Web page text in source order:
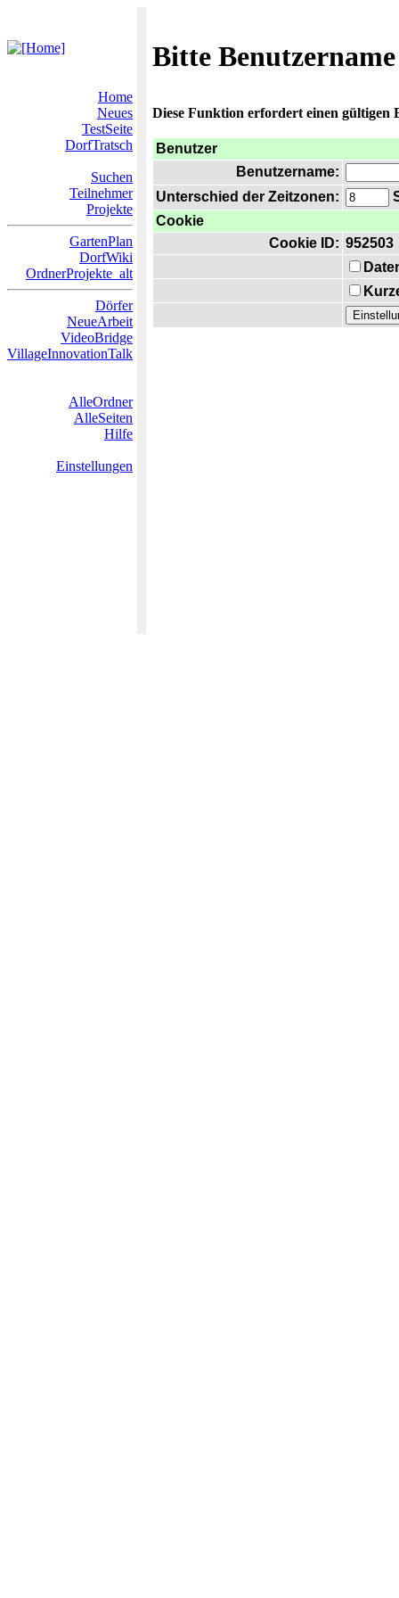
Bitte
Home
Neues
TestSeite
DorfTratsch
Suchen
Teilnehmer
Projekte
GartenPlan
DorfWiki
OrdnerProjekte_alt
Dörfer
NeueArbeit
VideoBridge
VillageInnovationTalk
AlleOrdner
AlleSeiten
Hilfe
Einstellungen
Diese Funktion erfordert einen gültigen
Benutzer
Benutzername:
Unterschied der Zeitzonen:
Cookie
Cookie ID: 952503